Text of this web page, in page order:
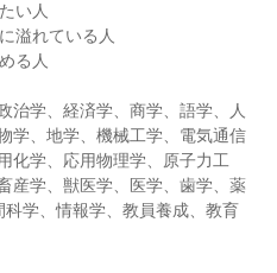
い人
溢れている人
る人
治学、経済学、商学、語学、人
学、地学、機械工学、電気通信
化学、応用物理学、原子力工
産学、獣医学、医学、歯学、薬
学、情報学、教員養成、教育